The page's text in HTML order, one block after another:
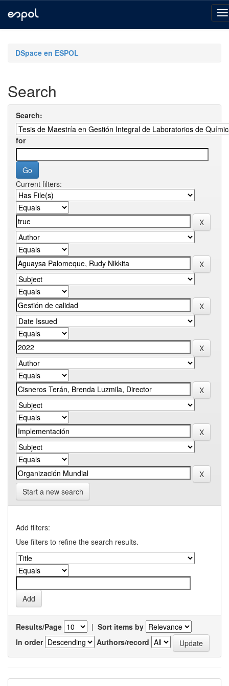
navigationDSpace en ESPOL
Search
Search:
for
Current filters:
Start a new search
Add filters:
Use filters to refine the search results.
Results/Page | Sort items by
In order
Authors/record